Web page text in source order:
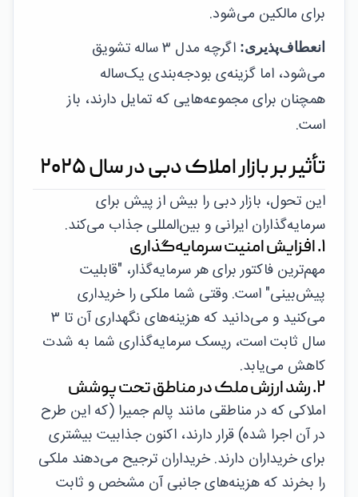
برای مالکین می‌شود.
انعطاف‌پذیری:
اگرچه مدل ۳ ساله تشویق
می‌شود، اما گزینه‌ی بودجه‌بندی یک‌ساله
همچنان برای مجموعه‌هایی که تمایل دارند، باز
است.
تأثیر بر بازار املاک دبی در سال ۲۰۲۵
این تحول، بازار دبی را بیش از پیش برای
سرمایه‌گذاران ایرانی و بین‌المللی جذاب می‌کند.
۱. افزایش امنیت سرمایه‌گذاری
مهم‌ترین فاکتور برای هر سرمایه‌گذار، "قابلیت
پیش‌بینی" است. وقتی شما ملکی را خریداری
می‌کنید و می‌دانید که هزینه‌های نگهداری آن تا ۳
سال ثابت است، ریسک سرمایه‌گذاری شما به شدت
کاهش می‌یابد.
۲. رشد ارزش ملک در مناطق تحت پوشش
املاکی که در مناطقی مانند پالم جمیرا (که این طرح
در آن اجرا شده) قرار دارند، اکنون جذابیت بیشتری
برای خریداران دارند. خریداران ترجیح می‌دهند ملکی
را بخرند که هزینه‌های جانبی آن مشخص و ثابت